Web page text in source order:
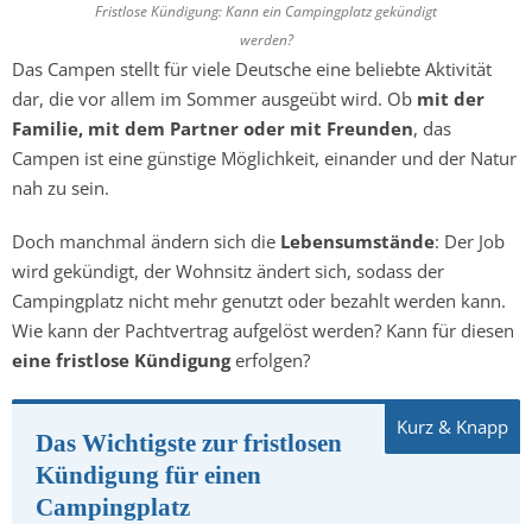
Fristlose Kündigung: Kann ein Campingplatz gekündigt
werden?
Das Campen stellt für viele Deutsche eine beliebte Aktivität
dar, die vor allem im Sommer ausgeübt wird. Ob mit der
Familie, mit dem Partner oder mit Freunden, das
Campen ist eine günstige Möglichkeit, einander und der Natur
nah zu sein.
Doch manchmal ändern sich die Lebensumstände: Der Job
wird gekündigt, der Wohnsitz ändert sich, sodass der
Campingplatz nicht mehr genutzt oder bezahlt werden kann.
Wie kann der Pachtvertrag aufgelöst werden? Kann für diesen
eine fristlose Kündigungerfolgen?
Das Wichtigste zur fristlosen
Kündigung für einen
Campingplatz